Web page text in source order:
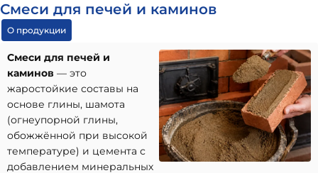
Смеси для печей и каминов
О продукции
Смеси для печей и
каминов — это
жаростойкие составы на
основе глины, шамота
(огнеупорной глины,
обожжённой при высокой
температуре) и цемента с
добавлением минеральных